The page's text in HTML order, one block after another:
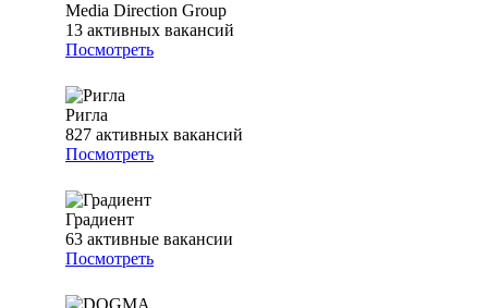
Media Direction Group
13 активных вакансий
Посмотреть
Ригла
827 активных вакансий
Посмотреть
Градиент
63 активные вакансии
Посмотреть